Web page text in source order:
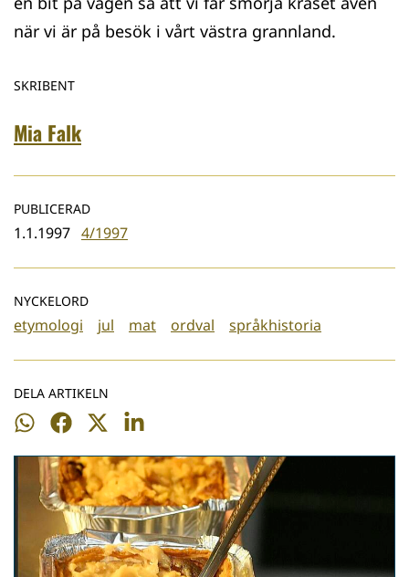
när vi är på besök i vårt västra grannland.
SKRIBENT
Mia Falk
PUBLICERAD
1.1.1997 4/1997
NYCKELORD
etymologi jul mat ordval språkhistoria
DELA ARTIKELN
Dela
WhatsApp
Dela
Facebook
Dela
Twitter
Dela
LinkedIn